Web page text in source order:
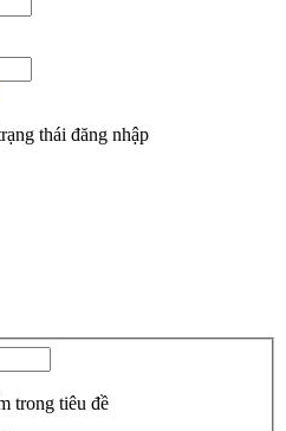
thái đăng nhập
trong tiêu đề